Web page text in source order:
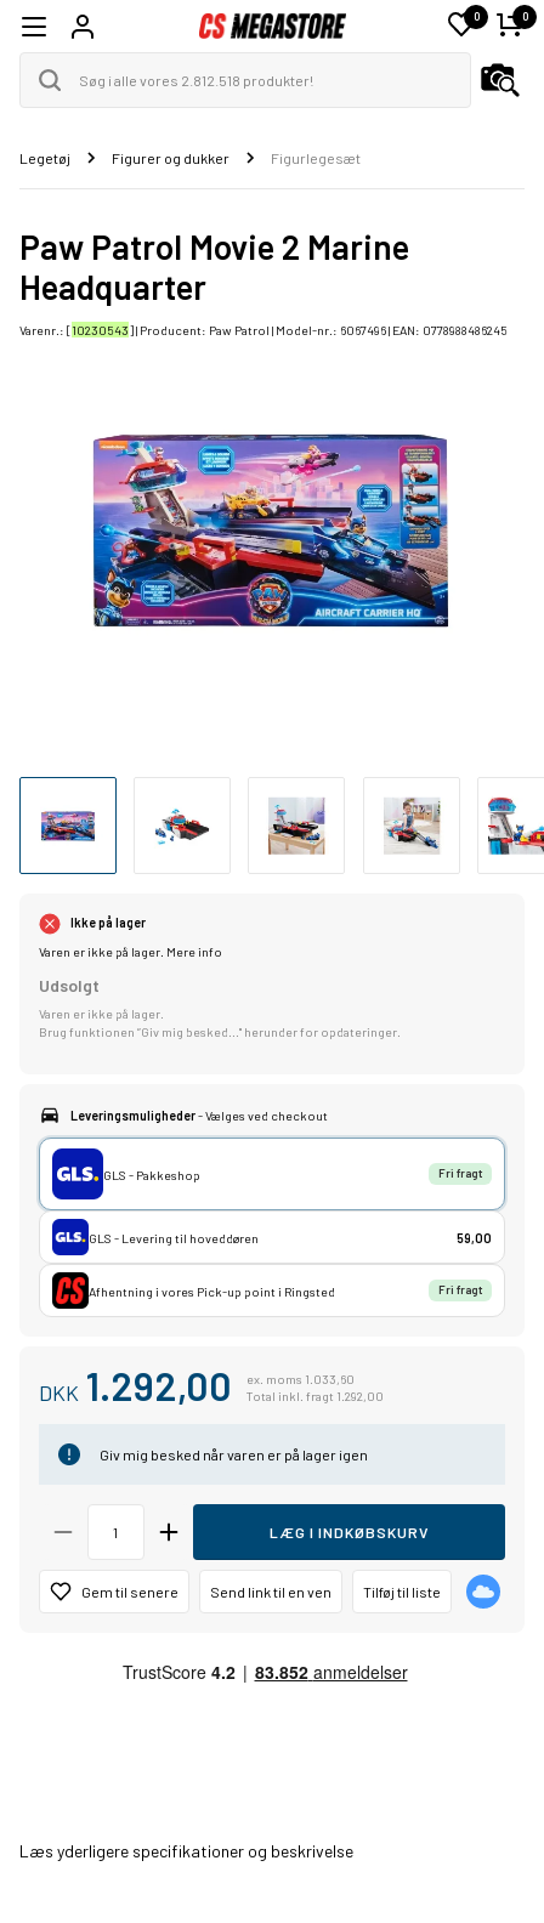
0 0
Legetøj Figurer og dukker Figurlegesæt
Paw Patrol Movie 2 Marine
Headquarter
Varenr.: [10230543] | Producent: Paw Patrol | Model-nr.: 6067496| EAN: 0778988486245
Ikke på lager
Varen er ikke på lager. Mere info
Udsolgt
Varen er ikke på lager.
Brug funktionen ”Giv mig besked..." herunder for opdateringer.
Leveringsmuligheder- Vælges ved checkout
GLS - Pakkeshop Fri fragt
GLS - Levering til hoveddøren 59,00
Afhentning i vores Pick-up point i Ringsted Fri fragt
DKK 1.292,00
ex. moms 1.033,60
Total inkl. fragt 1.292,00
Giv mig besked når varen er på lager igen
LÆG I INDKØBSKURV
Gem til senere Send link til en ven Tilføj til liste
Læs yderligere specifikationer og beskrivelse